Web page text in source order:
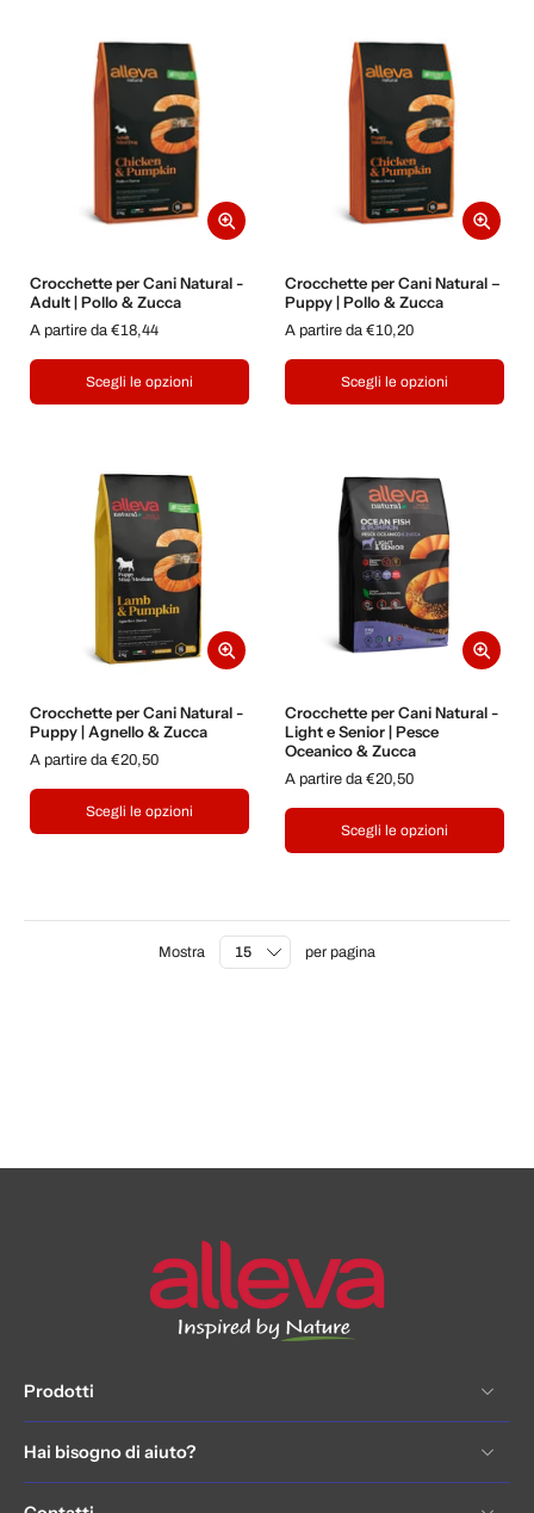
Crocchette per Cani Natural -
Adult | Pollo & Zucca
A partire da €18,44
Scegli le opzioni
Crocchette per Cani Natural –
Puppy | Pollo & Zucca
A partire da €10,20
Scegli le opzioni
Crocchette per Cani Natural -
Puppy | Agnello & Zucca
A partire da €20,50
Scegli le opzioni
Crocchette per Cani Natural -
Light e Senior | Pesce
Oceanico & Zucca
A partire da €20,50
Scegli le opzioni
Mostra per pagina
Prodotti
Hai bisogno di aiuto?